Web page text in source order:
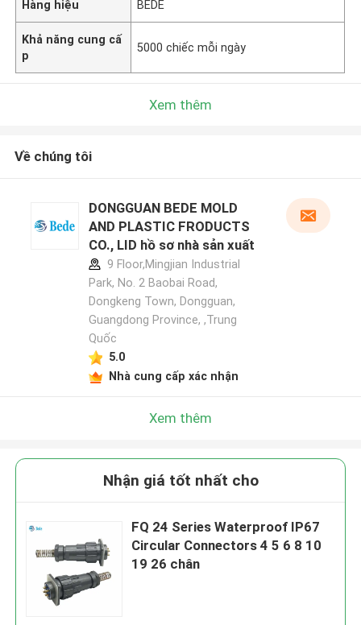
Hàng hiệu BEDE
Khả năng cung cấ
p
5000 chiếc mỗi ngày
Xem thêm
Về chúng tôi
DONGGUAN BEDE MOLD
AND PLASTIC FRODUCTS
CO., LID hồ sơ nhà sản xuất
9 Floor,Mingjian Industrial
Park, No. 2 Baobai Road,
Dongkeng Town, Dongguan,
Guangdong Province, ,Trung
Quốc
5.0
Nhà cung cấp xác nhận
Xem thêm
Nhận giá tốt nhất cho
FQ 24 Series Waterproof IP67
Circular Connectors 4 5 6 8 10
19 26 chân